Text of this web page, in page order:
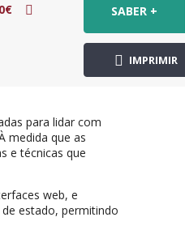
SABER +
IMPRIMIR
para lidar com
medida que as
e técnicas que
web, e
estado, permitindo